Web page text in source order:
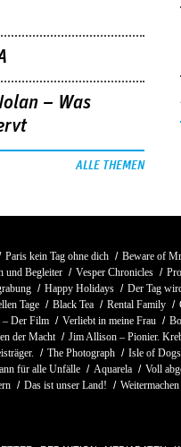
– Was
ALLE THEMEN
Paris kein Tag ohne dich Beware of
und Begleiter
Vesper Chronicles
Happy Holidays Der Tag
Tage
Black Tea Rental Family
– Der Film
Verliebt in meine Frau
der Macht
Jim Allison – Pionier.
The Photograph Isle of
für alle Unfälle
Aquarela Voll
Das ist unser Land!